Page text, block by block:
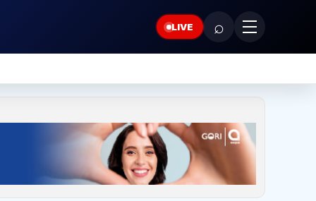
LIVE ⌕